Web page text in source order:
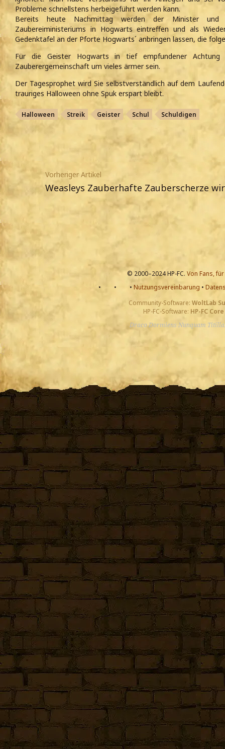
Probleme schnellstens herbeigeführt werden kann.
Bereits heute Nachmittag werden der Minister und
Zaubereiministeriums in Hogwarts eintreffen und als
Gedenktafel an der Pforte Hogwarts´ anbringen lassen, die
Für die Geister Hogwarts in tief empfundener
Zauberergemeinschaft um vieles ärmer sein.
Der Tagesprophet wird Sie selbstverständlich auf dem
trauriges Halloween ohne Spuk erspart bleibt.
Halloween Streik Geister Schul Schuldigen
Vorheriger Artikel
Weasleys Zauberhafte Zauberscherze
© 2000–2024 HP-FC. Von Fans,
•
• • Nutzungsvereinbarung •
Community-Software: WoltLab
HP-FC-Software: HP-FC Core
Draco Dormiens Nunquam